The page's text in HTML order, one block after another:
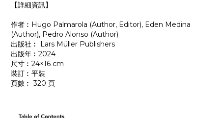
【詳細資訊】
作者︰Hugo Palmarola (Author, Editor), Eden Medina
(Author), Pedro Alonso (Author)
出版社︰ Lars Müller Publishers
出版年︰2024
尺寸︰24×16 cm
裝訂︰平裝
頁數︰ 320 頁